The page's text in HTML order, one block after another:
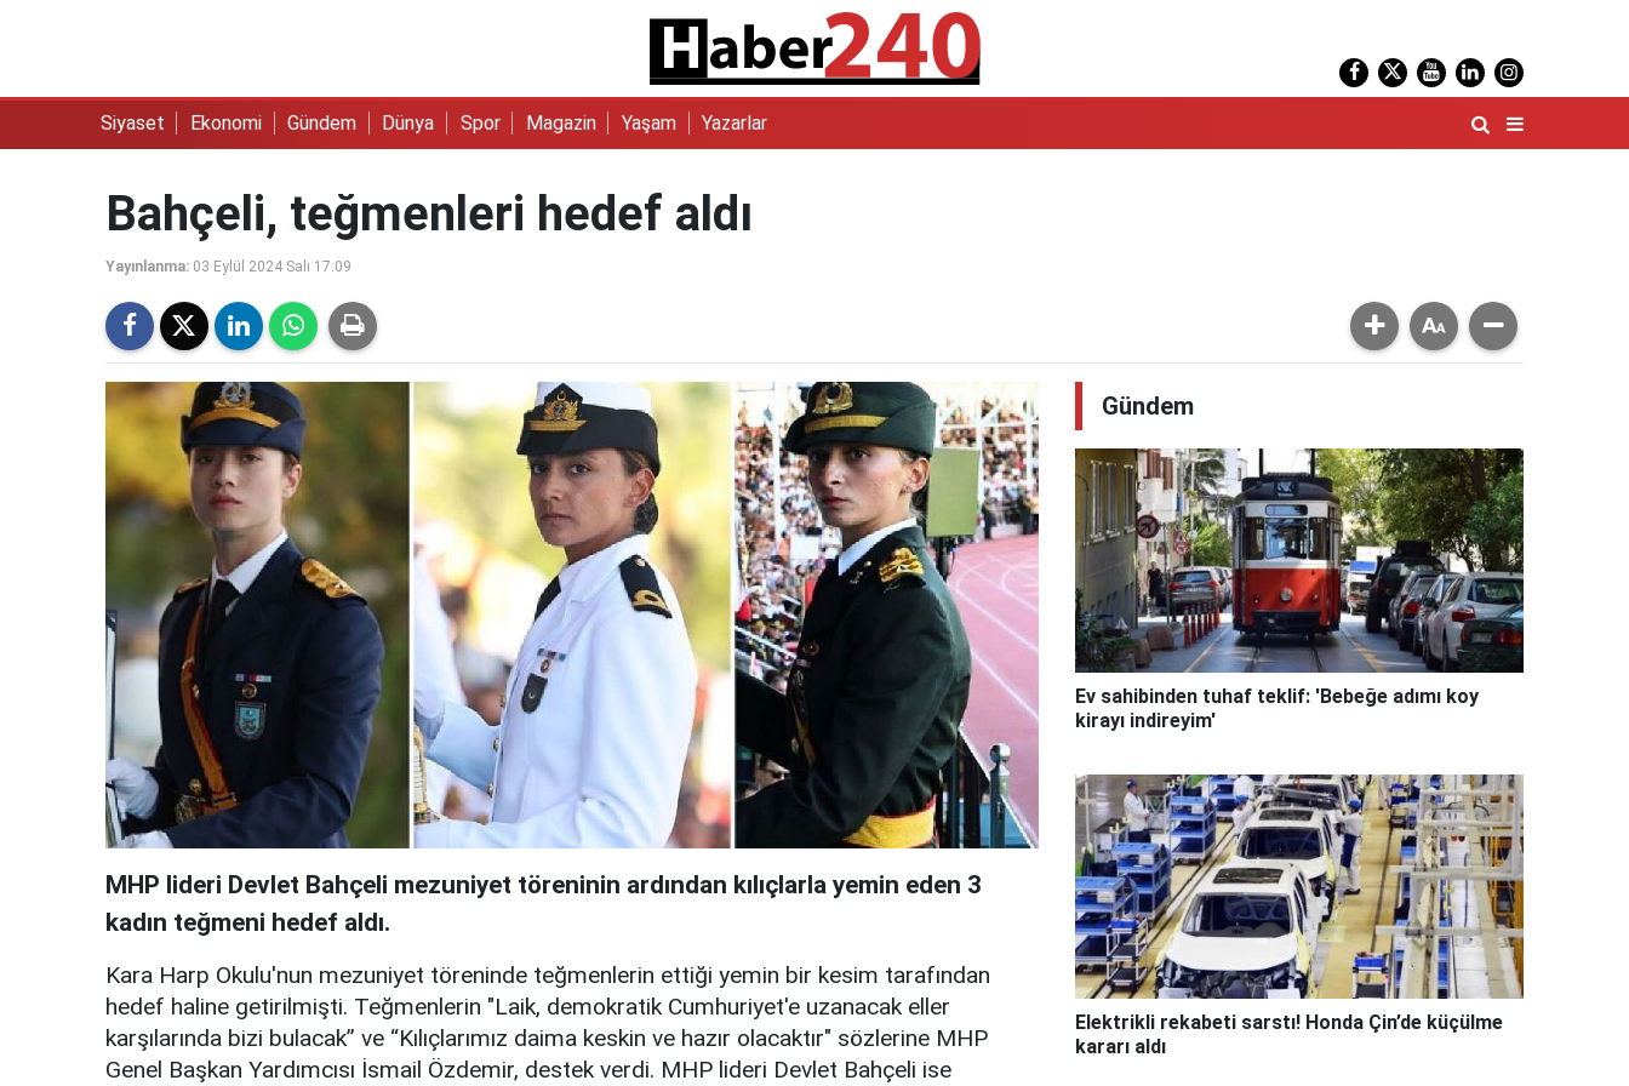
Siyaset Ekonomi Gündem Dünya Spor Magazin Yaşam Yazarlar
Bahçeli, teğmenleri hedef aldı
Yayınlanma: 03 Eylül 2024 Salı 17:09
MHP lideri Devlet Bahçeli mezuniyet töreninin ardından kılıçlarla yemin eden 3
kadın teğmeni hedef aldı.
Kara Harp Okulu'nun mezuniyet töreninde teğmenlerin ettiği yemin bir kesim tarafından
hedef haline getirilmişti. Teğmenlerin "Laik, demokratik Cumhuriyet'e uzanacak eller
karşılarında bizi bulacak” ve “Kılıçlarımız daima keskin ve hazır olacaktır" sözlerine MHP
Genel Başkan Yardımcısı İsmail Özdemir, destek verdi. MHP lideri Devlet Bahçeli ise
Gündem
Ev sahibinden tuhaf teklif: 'Bebeğe adımı koy
kirayı indireyim'
Elektrikli rekabeti sarstı! Honda Çin’de küçülme
kararı aldı